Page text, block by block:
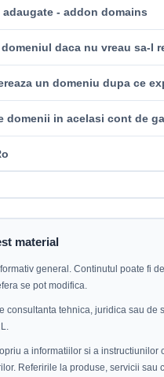
- addon domains
daca nu vreau sa-l
un domeniu dupa ce
domenii in acelasi cont de
material
general. Continutul poate fi
se pot modifica.
consultanta tehnica, juridica sau
a informatiilor si a
Referirile la produse, servicii